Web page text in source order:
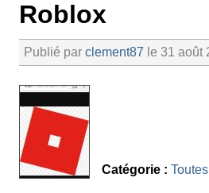
Roblox
Publié par clement87 le 31 août
Catégorie :